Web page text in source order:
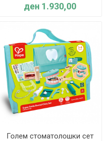
ден 1.930,00
Голем стоматолошки сет